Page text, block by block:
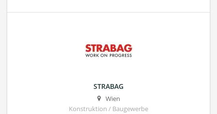
STRABAG
Wien
Konstruktion / Baugewerbe